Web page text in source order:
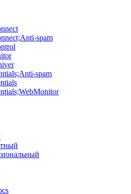
spam
spam